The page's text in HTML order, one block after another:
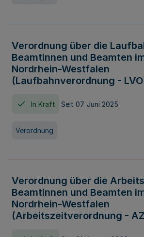
Verordnung über die
Beamtinnen und Beamten
Nordrhein-Westfalen
(Laufbahnverordnung -
In Kraft Seit 07. Juni 2025
Verordnung
Verordnung über die
Beamtinnen und Beamten
Nordrhein-Westfalen
(Arbeitszeitverordnung -